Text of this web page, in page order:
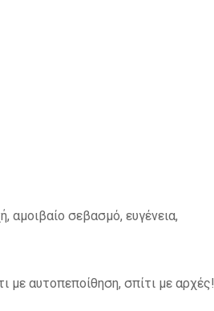
αμοιβαίο σεβασμό, ευγένεια,
με αυτοπεποίθηση, σπίτι με αρχές!